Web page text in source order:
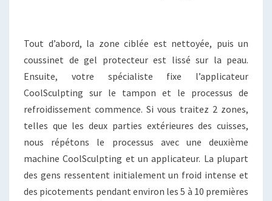
Tout d’abord, la zone ciblée est nettoyée, puis un
coussinet de gel protecteur est lissé sur la peau.
Ensuite, votre spécialiste fixe l’applicateur
CoolSculpting sur le tampon et le processus de
refroidissement commence. Si vous traitez 2 zones,
telles que les deux parties extérieures des cuisses,
nous répétons le processus avec une deuxième
machine CoolSculpting et un applicateur. La plupart
des gens ressentent initialement un froid intense et
des picotements pendant environ les 5 à 10 premières